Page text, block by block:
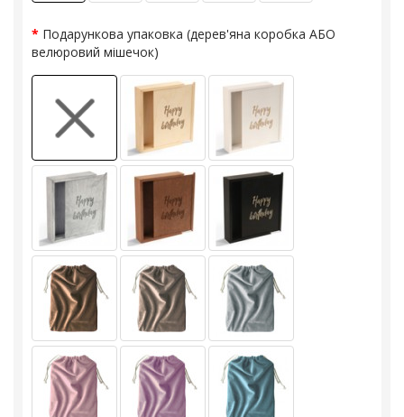
Подарункова упаковка (дерев'яна коробка АБО
велюровий мішечок)